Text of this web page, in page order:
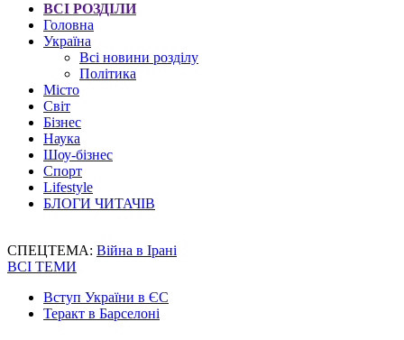
ВСІ РОЗДІЛИ
Головна
Україна
Всі новини розділу
Політика
Місто
Світ
Бізнес
Наука
Шоу-бізнес
Спорт
Lifestyle
БЛОГИ ЧИТАЧІВ
СПЕЦТЕМА: Війна в Ірані
ВСІ ТЕМИ
Вступ України в ЄС
Теракт в Барселоні